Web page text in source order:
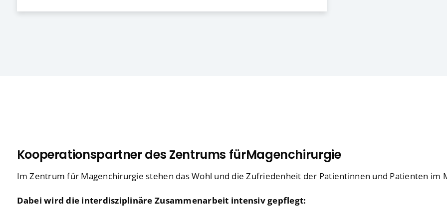
Kooperationspartner des Zentrums fürMagenchirurgie
Im Zentrum für Magenchirurgie stehen das Wohl und die Zufriedenheit der Patientinnen und Patienten im
Dabei wird die interdisziplinäre Zusammenarbeit intensiv gepflegt: